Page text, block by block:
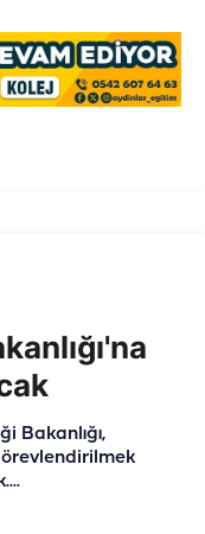
Bakanlığı,